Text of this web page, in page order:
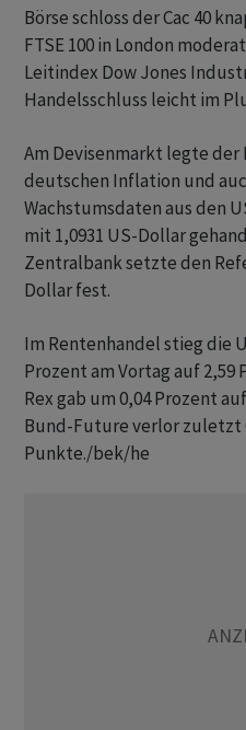
Börse schloss der Cac 40
FTSE 100 in London
Leitindex Dow Jones
Handelsschluss leicht im
Am Devisenmarkt legte der
deutschen Inflation und
Wachstumsdaten aus den
mit 1,0931 US-Dollar
Zentralbank setzte den
Dollar fest.
Im Rentenhandel stieg die
Prozent am Vortag auf 2,59
Rex gab um 0,04 Prozent
Bund-Future verlor zuletzt
Punkte./bek/he